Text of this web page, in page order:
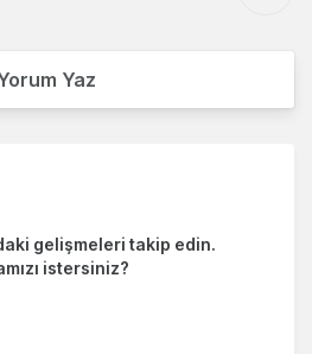
Yaz
gelişmeleri takip edin.
istersiniz?